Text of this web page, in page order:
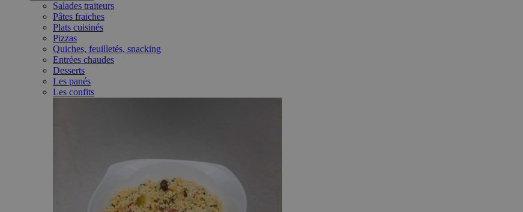
Salades traiteurs
Pâtes fraiches
Plats cuisinés
Pizzas
Quiches, feuilletés, snacking
Entrées chaudes
Desserts
Les panés
Les confits